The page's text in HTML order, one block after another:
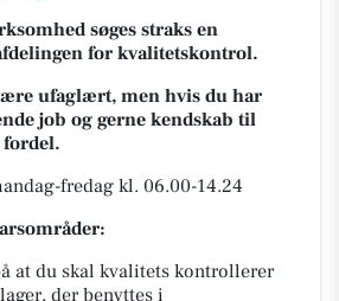
søges straks en
for kvalitetskontrol.
ufaglært, men hvis du har
job og gerne kendskab til
fordel.
fredag kl. 06.00-14.24
at du skal kvalitets kontrollerer
der benyttes i